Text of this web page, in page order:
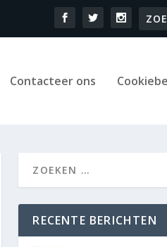
Contacteer ons
RECENTE BERICHTEN